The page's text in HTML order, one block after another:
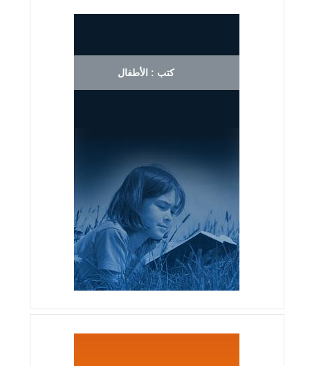
كتب : الأطفال